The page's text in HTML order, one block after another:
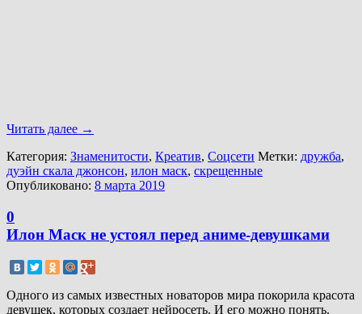
Читать далее →
Категория: Знаменитости, Креатив, Соцсети Метки: дружба,
дуэйн скала джонсон, илон маск, скрещенные
Опубликовано: 8 марта 2019
0
Илон Маск не устоял перед аниме-девушками
Одного из самых известных новаторов мира покорила красота
девушек, которых создает нейросеть. И его можно понять,